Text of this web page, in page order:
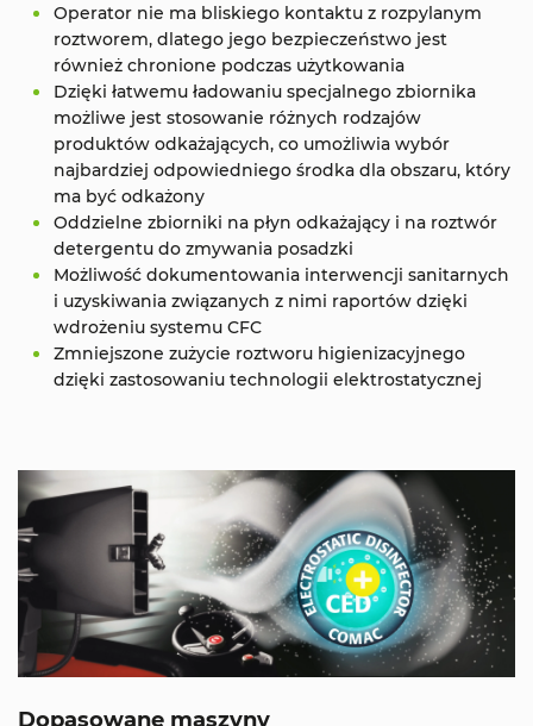
Operator nie ma bliskiego kontaktu z rozpylanym
roztworem, dlatego jego bezpieczeństwo jest
również chronione podczas użytkowania
Dzięki łatwemu ładowaniu specjalnego zbiornika
możliwe jest stosowanie różnych rodzajów
produktów odkażających, co umożliwia wybór
najbardziej odpowiedniego środka dla obszaru, który
ma być odkażony
Oddzielne zbiorniki na płyn odkażający i na roztwór
detergentu do zmywania posadzki
Możliwość dokumentowania interwencji sanitarnych
i uzyskiwania związanych z nimi raportów dzięki
wdrożeniu systemu CFC
Zmniejszone zużycie roztworu higienizacyjnego
dzięki zastosowaniu technologii elektrostatycznej
Dopasowane maszyny